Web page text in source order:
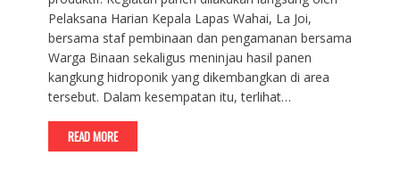
Pelaksana Harian Kepala Lapas Wahai, La Joi,
bersama staf pembinaan dan pengamanan bersama
Warga Binaan sekaligus meninjau hasil panen
kangkung hidroponik yang dikembangkan di area
tersebut. Dalam kesempatan itu, terlihat…
READ MORE